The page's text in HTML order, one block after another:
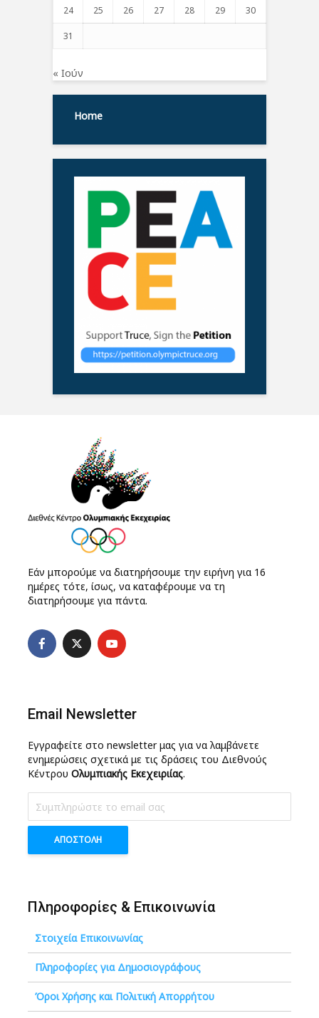
24 25 26 27 28 29 30
31
« Ιούν
Home
Εάν μπορούμε να διατηρήσουμε την ειρήνη για 16
ημέρες τότε, ίσως, να καταφέρουμε να τη
διατηρήσουμε για πάντα.
Email Newsletter
Εγγραφείτε στο newsletter μας για να λαμβάνετε
ενημερώσεις σχετικά με τις δράσεις του Διεθνούς
Κέντρου Ολυμπιακής Εκεχειριίας.
Πληροφορίες & Επικοινωνία
Στοιχεία Επικοινωνίας
Πληροφορίες για Δημοσιογράφους
Όροι Χρήσης και Πολιτική Απορρήτου